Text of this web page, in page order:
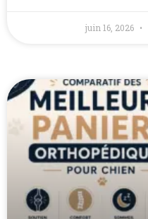
juin 16, 2026